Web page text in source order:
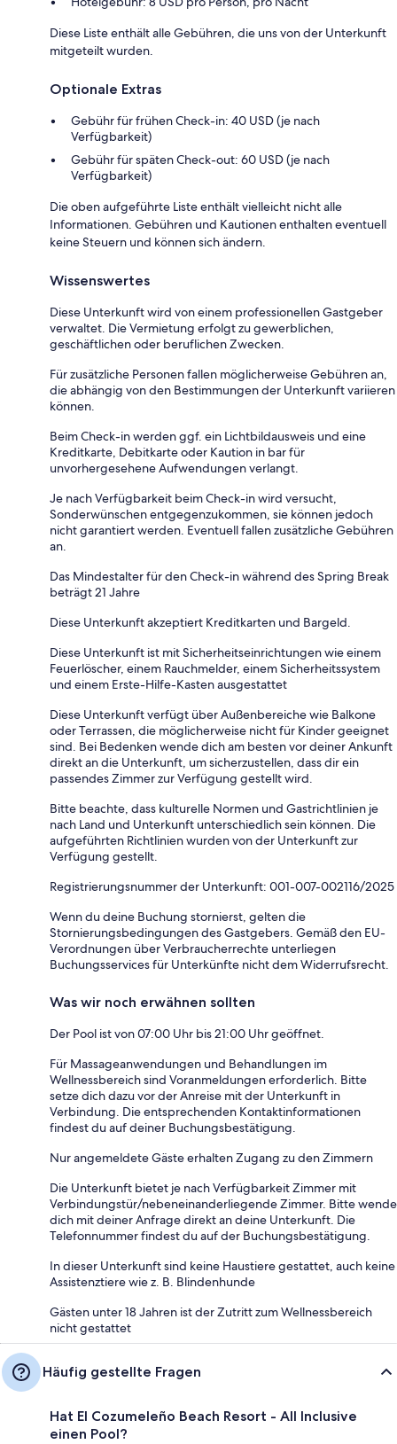
Diese Liste enthält alle Gebühren, die uns von der Unterkunft
mitgeteilt wurden.
Optionale Extras
Gebühr für frühen Check-in: 40 USD (je nach
Verfügbarkeit)
Gebühr für späten Check-out: 60 USD (je nach
Verfügbarkeit)
Die oben aufgeführte Liste enthält vielleicht nicht alle
Informationen. Gebühren und Kautionen enthalten eventuell
keine Steuern und können sich ändern.
Wissenswertes
Diese Unterkunft wird von einem professionellen Gastgeber
verwaltet. Die Vermietung erfolgt zu gewerblichen,
geschäftlichen oder beruflichen Zwecken.
Für zusätzliche Personen fallen möglicherweise Gebühren an,
die abhängig von den Bestimmungen der Unterkunft variieren
können.
Beim Check-in werden ggf. ein Lichtbildausweis und eine
Kreditkarte, Debitkarte oder Kaution in bar für
unvorhergesehene Aufwendungen verlangt.
Je nach Verfügbarkeit beim Check-in wird versucht,
Sonderwünschen entgegenzukommen, sie können jedoch
nicht garantiert werden. Eventuell fallen zusätzliche Gebühren
an.
Das Mindestalter für den Check-in während des Spring Break
beträgt 21 Jahre
Diese Unterkunft akzeptiert Kreditkarten und Bargeld.
Diese Unterkunft ist mit Sicherheitseinrichtungen wie einem
Feuerlöscher, einem Rauchmelder, einem Sicherheitssystem
und einem Erste-Hilfe-Kasten ausgestattet
Diese Unterkunft verfügt über Außenbereiche wie Balkone
oder Terrassen, die möglicherweise nicht für Kinder geeignet
sind. Bei Bedenken wende dich am besten vor deiner Ankunft
direkt an die Unterkunft, um sicherzustellen, dass dir ein
passendes Zimmer zur Verfügung gestellt wird.
Bitte beachte, dass kulturelle Normen und Gastrichtlinien je
nach Land und Unterkunft unterschiedlich sein können. Die
aufgeführten Richtlinien wurden von der Unterkunft zur
Verfügung gestellt.
Registrierungsnummer der Unterkunft: 001-007-002116/2025
Wenn du deine Buchung stornierst, gelten die
Stornierungsbedingungen des Gastgebers. Gemäß den EU-
Verordnungen über Verbraucherrechte unterliegen
Buchungsservices für Unterkünfte nicht dem Widerrufsrecht.
Was wir noch erwähnen sollten
Der Pool ist von 07:00 Uhr bis 21:00 Uhr geöffnet.
Für Massageanwendungen und Behandlungen im
Wellnessbereich sind Voranmeldungen erforderlich. Bitte
setze dich dazu vor der Anreise mit der Unterkunft in
Verbindung. Die entsprechenden Kontaktinformationen
findest du auf deiner Buchungsbestätigung.
Nur angemeldete Gäste erhalten Zugang zu den Zimmern
Die Unterkunft bietet je nach Verfügbarkeit Zimmer mit
Verbindungstür/nebeneinanderliegende Zimmer. Bitte wende
dich mit deiner Anfrage direkt an deine Unterkunft. Die
Telefonnummer findest du auf der Buchungsbestätigung.
In dieser Unterkunft sind keine Haustiere gestattet, auch keine
Assistenztiere wie z. B. Blindenhunde
Gästen unter 18 Jahren ist der Zutritt zum Wellnessbereich
nicht gestattet
Häufig gestellte Fragen
Hat El Cozumeleño Beach Resort - All Inclusive
einen Pool?